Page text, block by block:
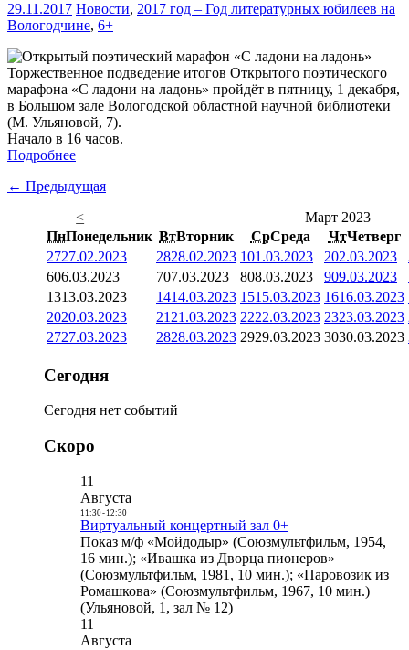
29.11.2017 Новости, 2017 год – Год литературных юбилеев на
Вологодчине, 6+
Торжественное подведение итогов Открытого поэтического
марафона «С ладони на ладонь» пройдёт в пятницу, 1 декабря,
в Большом зале Вологодской областной научной библиотеки
(М. Ульяновой, 7).
Начало в 16 часов.
Подробнее
← Предыдущая
<
Март 2023
ПнПонедельник ВтВторник СрСреда ЧтЧетверг
2727.02.2023 2828.02.2023 101.03.2023 202.03.2023
606.03.2023 707.03.2023 808.03.2023 909.03.2023
1313.03.2023 1414.03.2023 1515.03.2023 1616.03.2023
2020.03.2023 21 21.03.2023 2222.03.2023 2323.03.2023
2727.03.2023 2828.03.2023 2929.03.2023 3030.03.2023
Сегодня
Сегодня нет событий
Скоро
11
Августа
11:30- 12:30
Виртуальный концертный зал 0+
Показ м/ф «Мойдодыр» (Союзмультфильм, 1954,
16 мин.); «Ивашка из Дворца пионеров»
(Союзмультфильм, 1981, 10 мин.); «Паровозик из
Ромашкова» (Союзмультфильм, 1967, 10 мин.)
(Ульяновой, 1, зал № 12)
11
Августа